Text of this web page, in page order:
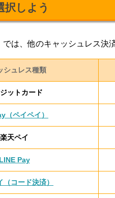
択しよう
では、他のキャッシュレス決
シュレス種類
ットカード
（ペイペイ）
楽天ペイ
LINE Pay
（コード決済）